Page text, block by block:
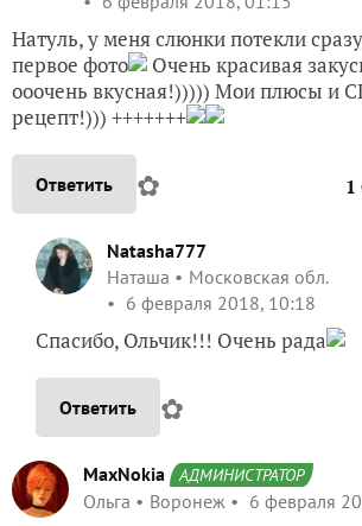
Натуль, у меня слюнки потекли
первое фото
Очень красивая
ооочень вкусная!))))) Мои плюсы и
рецепт!))) +++++++
Ответить ✿ 1
Natasha777
Наташа
Московская обл.
6 февраля 2018, 10:18
Спасибо, Ольчик!!! Очень рада
Ответить ✿
MaxNokia АДМИНИСТРАТОР
Ольга Воронеж 6 февраля